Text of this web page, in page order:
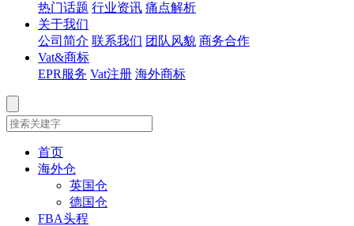
热门话题 行业资讯 痛点解析
关于我们
公司简介 联系我们 团队风貌 商务合作
Vat&商标
EPR服务 Vat注册 海外商标
首页
海外仓
英国仓
德国仓
FBA头程